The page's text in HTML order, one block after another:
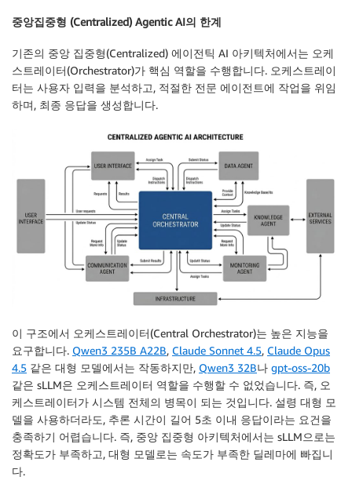
중앙집중형 (Centralized) Agentic AI의 한계
기존의 중앙 집중형(Centralized) 에이전틱 AI 아키텍처에서는 오케
스트레이터(Orchestrator)가 핵심 역할을 수행합니다. 오케스트레이
터는 사용자 입력을 분석하고, 적절한 전문 에이전트에 작업을 위임
하며, 최종 응답을 생성합니다.
이 구조에서 오케스트레이터(Central Orchestrator)는 높은 지능을
요구합니다. Qwen3 235B A22B, Claude Sonnet 4.5, Claude Opus
4.5 같은 대형 모델에서는 작동하지만, Qwen3 32B나 gpt-oss-20b
같은 sLLM은 오케스트레이터 역할을 수행할 수 없었습니다. 즉, 오
케스트레이터가 시스템 전체의 병목이 되는 것입니다. 설령 대형 모
델을 사용하더라도, 추론 시간이 길어 5초 이내 응답이라는 요건을
충족하기 어렵습니다. 즉, 중앙 집중형 아키텍처에서는 sLLM으로는
정확도가 부족하고, 대형 모델로는 속도가 부족한 딜레마에 빠집니
다.